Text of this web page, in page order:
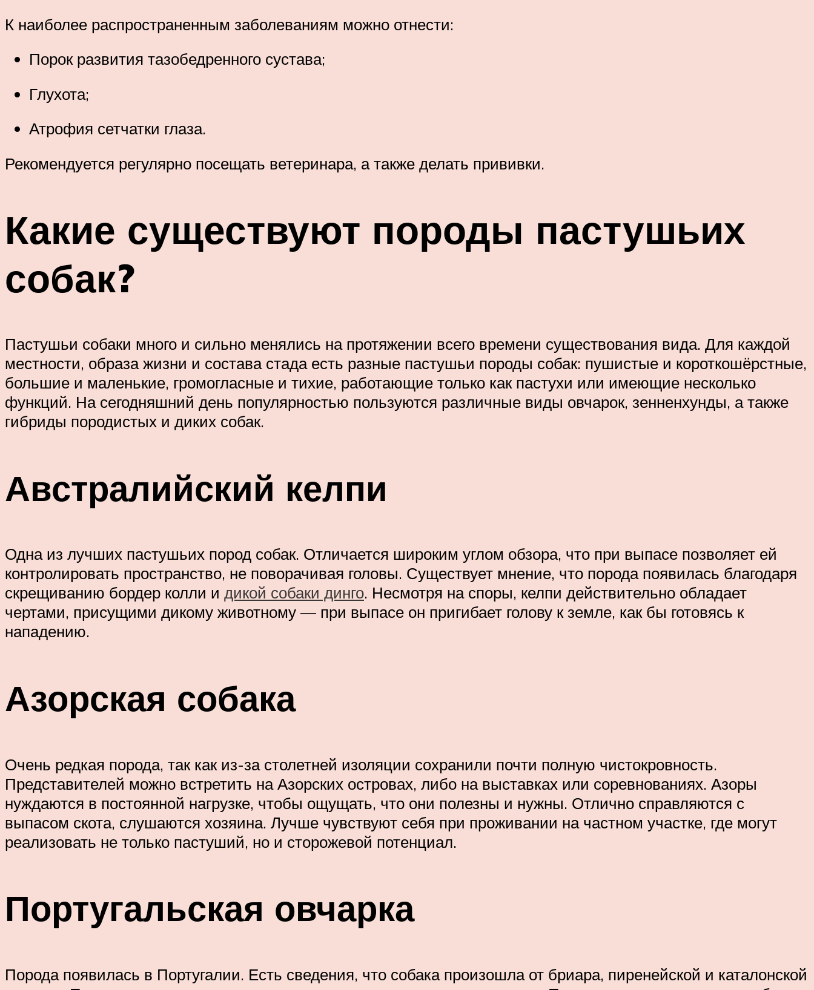
К наиболее распространенным заболеваниям можно отнести:
Порок развития тазобедренного сустава;
Глухота;
Атрофия сетчатки глаза.
Рекомендуется регулярно посещать ветеринара, а также делать прививки.
Какие существуют породы пастушьих
собак?
Пастушьи собаки много и сильно менялись на протяжении всего времени существования вида. Для каждой
местности, образа жизни и состава стада есть разные пастушьи породы собак: пушистые и короткошёрстные,
большие и маленькие, громогласные и тихие, работающие только как пастухи или имеющие несколько
функций. На сегодняшний день популярностью пользуются различные виды овчарок, зенненхунды, а также
гибриды породистых и диких собак.
Австралийский келпи
Одна из лучших пастушьих пород собак. Отличается широким углом обзора, что при выпасе позволяет ей
контролировать пространство, не поворачивая головы. Существует мнение, что порода появилась благодаря
скрещиванию бордер колли и дикой собаки динго. Несмотря на споры, келпи действительно обладает
чертами, присущими дикому животному — при выпасе он пригибает голову к земле, как бы готовясь к
нападению.
Азорская собака
Очень редкая порода, так как из-за столетней изоляции сохранили почти полную чистокровность.
Представителей можно встретить на Азорских островах, либо на выставках или соревнованиях. Азоры
нуждаются в постоянной нагрузке, чтобы ощущать, что они полезны и нужны. Отлично справляются с
выпасом скота, слушаются хозяина. Лучше чувствуют себя при проживании на частном участке, где могут
реализовать не только пастуший, но и сторожевой потенциал.
Португальская овчарка
Порода появилась в Португалии. Есть сведения, что собака произошла от бриара, пиренейской и каталонской